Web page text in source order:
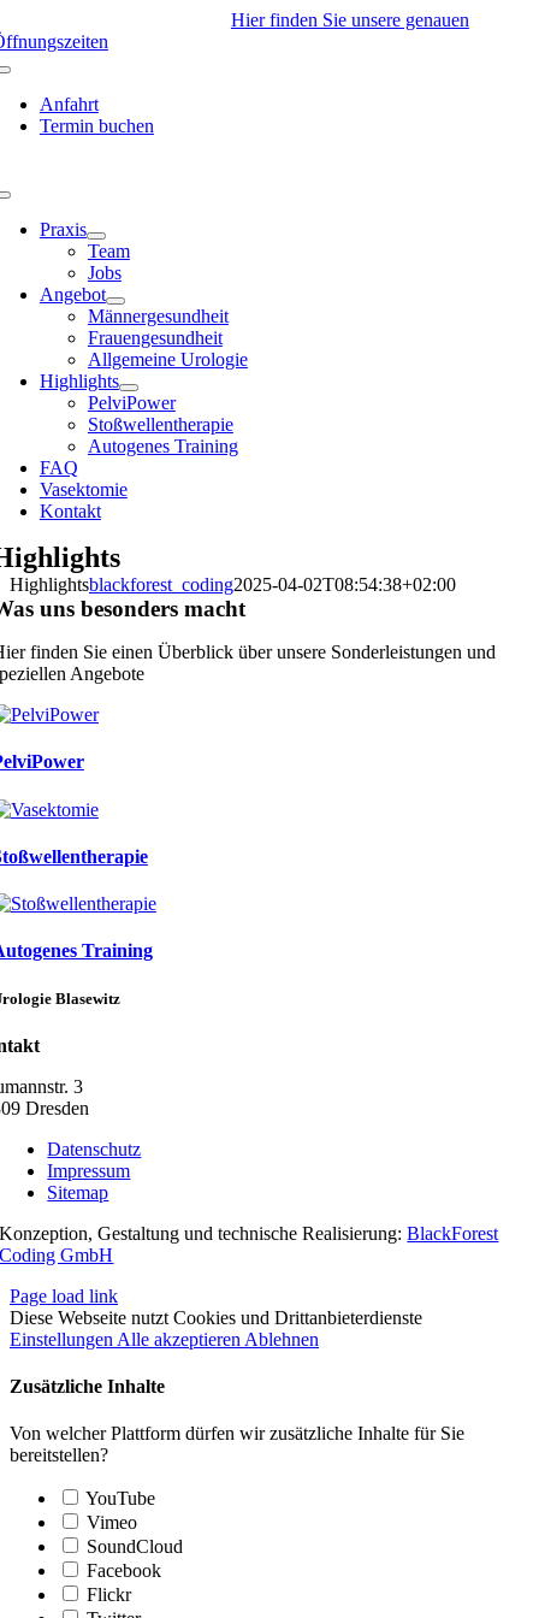
to
content
Hier finden Sie unsere genauen
Anfahrt
Termin buchen
Toggle
NavigationPraxis
Team
Jobs
Angebot
Männergesundheit
Frauengesundheit
Allgemeine Urologie
Highlights
PelviPower
Stoßwellentherapie
Autogenes Training
FAQ
Vasektomie
Kontakt
Highlightsblackforest_coding2025-04-02T08:54:38+02:00
uns besonders macht
finden Sie einen Überblick über unsere Sonderleistungen und
Angebote
Training
Blasewitz
3
Dresden
Datenschutz
Impressum
Sitemap
Konzeption, Gestaltung und technische Realisierung:BlackForest
Coding GmbH
Page load link
Diese Webseite nutzt Cookies und Drittanbieterdienste
Einstellungen Alle akzeptieren Ablehnen
Zusätzliche Inhalte
Von welcher Plattform dürfen wir zusätzliche Inhalte für Sie
bereitstellen?
YouTube
Vimeo
SoundCloud
Facebook
Flickr